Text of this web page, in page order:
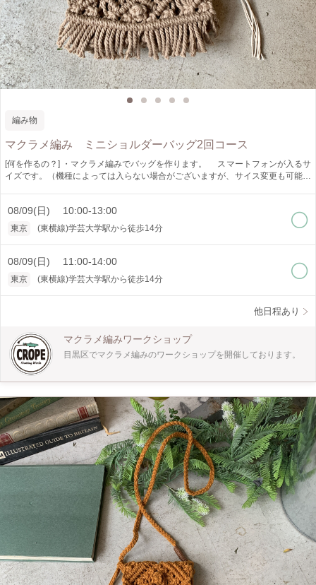
編み物
マクラメ編み ミニショルダーバッグ2回コース
[何を作るの？] ・マクラメ編みでバッグを作ります。 スマートフォンが入るサ
イズです。（機種によっては入らない場合がございますが、サイス変更も可能で
び、三つ編み、まとめ結びが学べます。 [作品仕様] ・高さ約11センチ 幅約20
センチ 肩紐の長さは調整して作ります。 紐の色は時期により異なりま
けて作ります。 2回目の日程は1回目が終わった時にご希望の日程をお知らせく
ださい。 （後日でも大丈夫です） ＊1日で作りたい方はご予約の際に問い合わせ
ください。 [是非知ってほしい] ・マクラメ編みは手で紐を結びデザインを作り出
作ると次に何を作ろうかなと楽しくなります。 是非体験してみてください。
08/09(日) 10:00-13:00
東京 (東横線)学芸大学駅から徒歩14分
08/09(日) 11:00-14:00
東京 (東横線)学芸大学駅から徒歩14分
他日程あり
マクラメ編みワークショップ
目黒区でマクラメ編みのワークショップを開催しております。